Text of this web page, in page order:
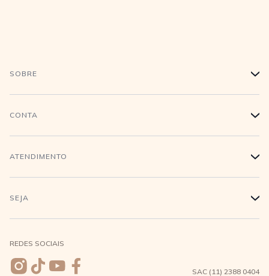
SOBRE +
História
Conecte-se
CONTA +
Login
Meus pedidos
Wishlist
ATENDIMENTO +
Compra Segura
Entrega e Frete
SEJA +
REDES SOCIAIS
SAC (11) 2388 0404